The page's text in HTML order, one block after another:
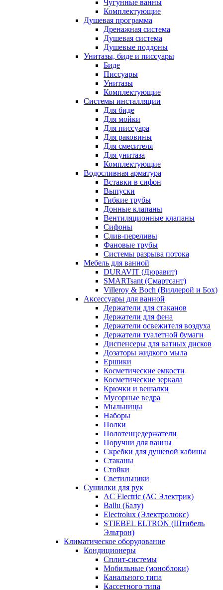
Чугунные ванны
Комплектующие
Душевая программа
Дренажная система
Душевая система
Душевые поддоны
Унитазы, биде и писсуары
Биде
Писсуары
Унитазы
Комплектующие
Системы инсталляции
Для биде
Для мойки
Для писсуара
Для раковины
Для смесителя
Для унитаза
Комплектующие
Водосливная арматура
Вставки в сифон
Выпуски
Гибкие трубы
Донные клапаны
Вентиляционные клапаны
Сифоны
Слив-переливы
Фановые трубы
Системы разрыва потока
Мебель для ванной
DURAVIT (Дюравит)
SMARTsant (Смартсант)
Villeroy & Boch (Виллерой и Бох)
Аксессуары для ванной
Держатели для стаканов
Держатели для фена
Держатели освежителя воздуха
Держатели туалетной бумаги
Диспенсеры для ватных дисков
Дозаторы жидкого мыла
Ершики
Косметические емкости
Косметические зеркала
Крючки и вешалки
Мусорные ведра
Мыльницы
Наборы
Полки
Полотенцедержатели
Поручни для ванны
Скребки для душевой кабины
Стаканы
Стойки
Светильники
Сушилки для рук
AC Electric (АС Электрик)
Ballu (Балу)
Electrolux (Электролюкс)
STIEBEL ELTRON (Штибель
Эльтрон)
Климатическое оборудование
Кондиционеры
Сплит-системы
Мобильные (моноблоки)
Канального типа
Кассетного типа